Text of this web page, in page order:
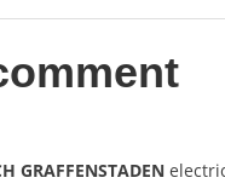
GRAFFENSTADEN